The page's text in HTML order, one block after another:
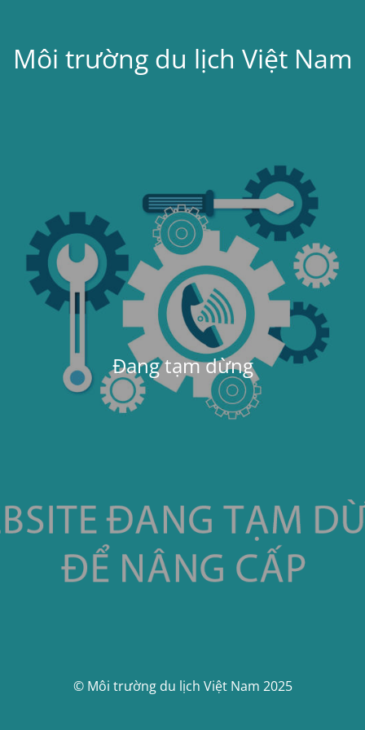
Môi trường du lịch Việt Nam
Đang tạm dừng
© Môi trường du lịch Việt Nam 2025